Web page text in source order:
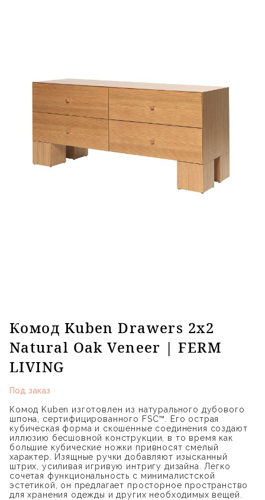
Комод Kuben Drawers 2x2
Natural Oak Veneer | FERM
LIVING
Под заказ
Комод Kuben изготовлен из натурального дубового
шпона, сертифицированного FSC™. Его острая
кубическая форма и скошенные соединения создают
иллюзию бесшовной конструкции, в то время как
большие кубические ножки привносят смелый
характер. Изящные ручки добавляют изысканный
штрих, усиливая игривую интригу дизайна. Легко
сочетая функциональность с минималистской
эстетикой, он предлагает просторное пространство
для хранения одежды и других необходимых вещей.